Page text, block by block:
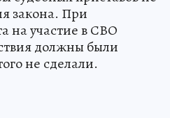
закона. При
на участие в СВО
должны были
не сделали.